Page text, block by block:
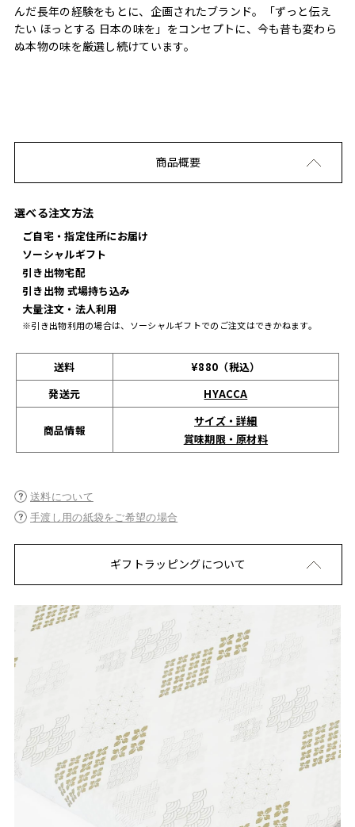
んだ長年の経験をもとに、企画されたブランド。「ずっと伝え
たい ほっとする 日本の味を」をコンセプトに、今も昔も変わら
ぬ本物の味を厳選し続けています。
商品概要
選べる注文方法
ご自宅・指定住所にお届け
ソーシャルギフト
引き出物宅配
引き出物 式場持ち込み
大量注文・法人利用
※引き出物利用の場合は、ソーシャルギフトでのご注文はできかねます。
送料
¥880（税込）
発送元
HYACCA
商品情報
サイズ・詳細
賞味期限・原材料
送料について
手渡し用の紙袋をご希望の場合
ギフトラッピングについて